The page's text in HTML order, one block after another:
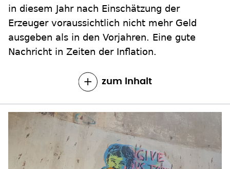
in diesem Jahr nach Einschätzung der
Erzeuger voraussichtlich nicht mehr Geld
ausgeben als in den Vorjahren. Eine gute
Nachricht in Zeiten der Inflation.
zum Inhalt